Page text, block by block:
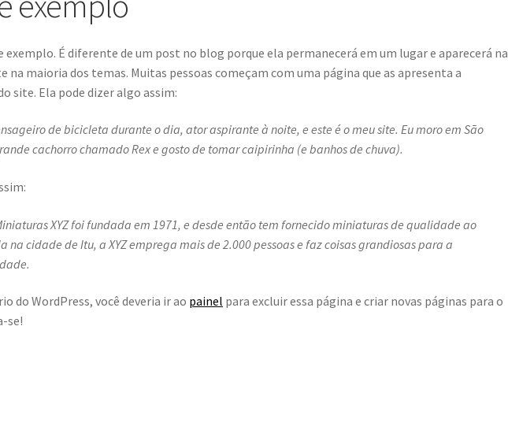
exemplo. É diferente de um post no blog porque ela permanecerá em um lugar e aparecerá na
na maioria dos temas. Muitas pessoas começam com uma página que as apresenta a
site. Ela pode dizer algo assim:
de bicicleta durante o dia, ator aspirante à noite, e este é o meu site. Eu moro em São
cachorro chamado Rex e gosto de tomar caipirinha (e banhos de chuva).
XYZ foi fundada em 1971, e desde então tem fornecido miniaturas de qualidade ao
na cidade de Itu, a XYZ emprega mais de 2.000 pessoas e faz coisas grandiosas para a
do WordPress, você deveria ir ao painel para excluir essa página e criar novas páginas para o
se!